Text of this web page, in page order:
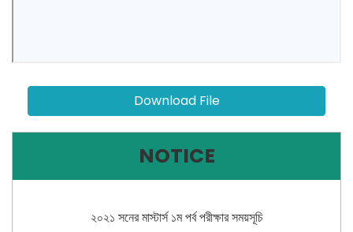
Download File
NOTICE
২০২১ সনের মাস্টার্স ১ম পর্ব পরীক্ষার সময়সূচি